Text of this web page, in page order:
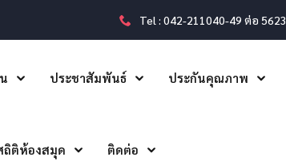
Tel : 042-211040-49 ต่อ 5623
ประชาสัมพันธ์ ประกันคุณภาพ
ถิติห้องสมุด ติดต่อ